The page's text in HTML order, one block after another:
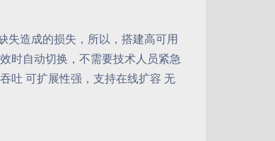
失造成的损失，所以，搭建高可用
时自动切换，不需要技术人员紧急
吐 可扩展性强，支持在线扩容 无